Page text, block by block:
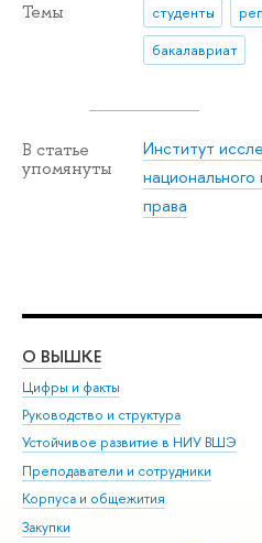
Темы студенты
бакалавриат
В статье
упомянуты
Институт
национального
права
О ВЫШКЕ
Цифры и факты
Руководство и структура
Устойчивое развитие в НИУ ВШЭ
Преподаватели и сотрудники
Корпуса и общежития
Закупки